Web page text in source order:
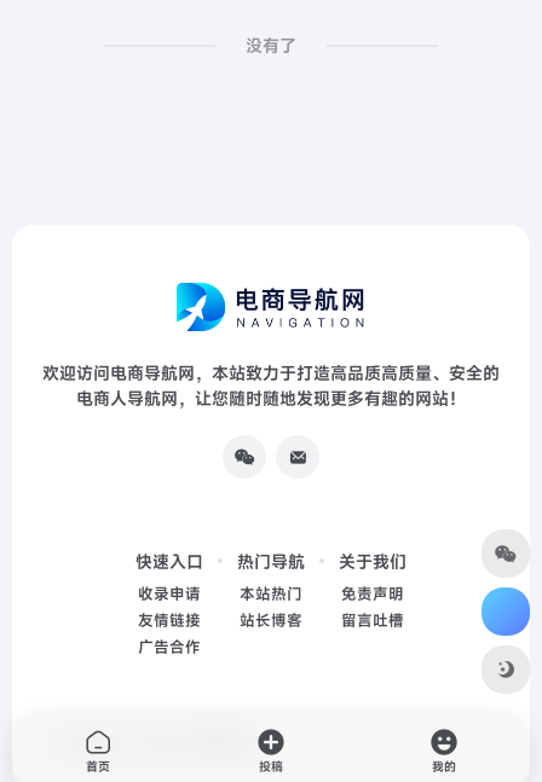
没有了
欢迎访问电商导航网，本站致力于打造高品质高质量、安全的
电商人导航网，让您随时随地发现更多有趣的网站！
快速入口
收录申请
友情链接
广告合作
热门导航
本站热门
站长博客
关于我们
免责声明
留言吐槽
Copyright © 2026
首页 投稿 我的